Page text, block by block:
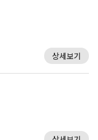
상세보기